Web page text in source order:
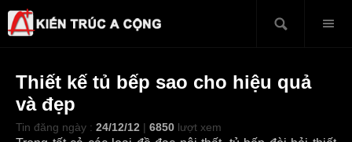
Thiết kế tủ bếp sao cho hiệu quả
và đẹp
Tin đăng ngày : 24/12/12 | 6850 lượt xem